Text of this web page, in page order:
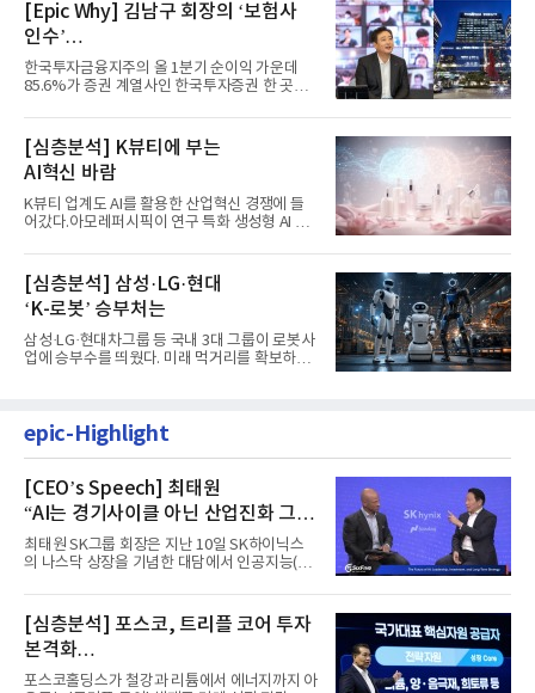
[Epic Why] 김남구 회장의 ‘보험사
인수’
발걸음이 신중해진 배경은?
한국투자금융지주의 올 1분기 순이익 가운데
85.6%가 증권 계열사인 한국투자증권 한 곳에
[심층분석] K뷰티에 부는
AI혁신 바람
K뷰티 업계도 AI를 활용한 산업혁신 경쟁에 들
어갔다.아모레퍼시픽이 연구 특화 생성형 AI 플
[심층분석] 삼성·LG·현대
‘K-로봇’ 승부처는
삼성·LG·현대차그룹 등 국내 3대 그룹이 로봇사
업에 승부수를 띄웠다. 미래 먹거리를 확보하기
epic-Highlight
[CEO’s Speech] 최태원
“AI는 경기사이클 아닌 산업진화 그
자체”
최태원 SK그룹 회장은 지난 10일 SK하이닉스
의 나스닥 상장을 기념한 대담에서 인공지능(AI)
[심층분석] 포스코, 트리플 코어 투자
본격화
16조7천억원 투자 재원 마련 전략은?
포스코홀딩스가 철강과 리튬에서 에너지까지 아